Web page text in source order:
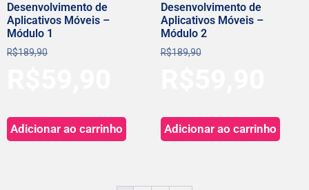
Desenvolvimento de
Aplicativos Móveis –
Módulo 1
R$189,90
Adicionar ao carrinho
Desenvolvimento de
Aplicativos Móveis –
Módulo 2
R$189,90
Adicionar ao carrinho